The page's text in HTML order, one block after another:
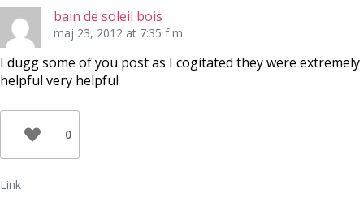
bain de soleil bois
maj 23, 2012 at 7:35 f m
I dugg some of you post as I cogitated they were extremely
helpful very helpful
0
Link